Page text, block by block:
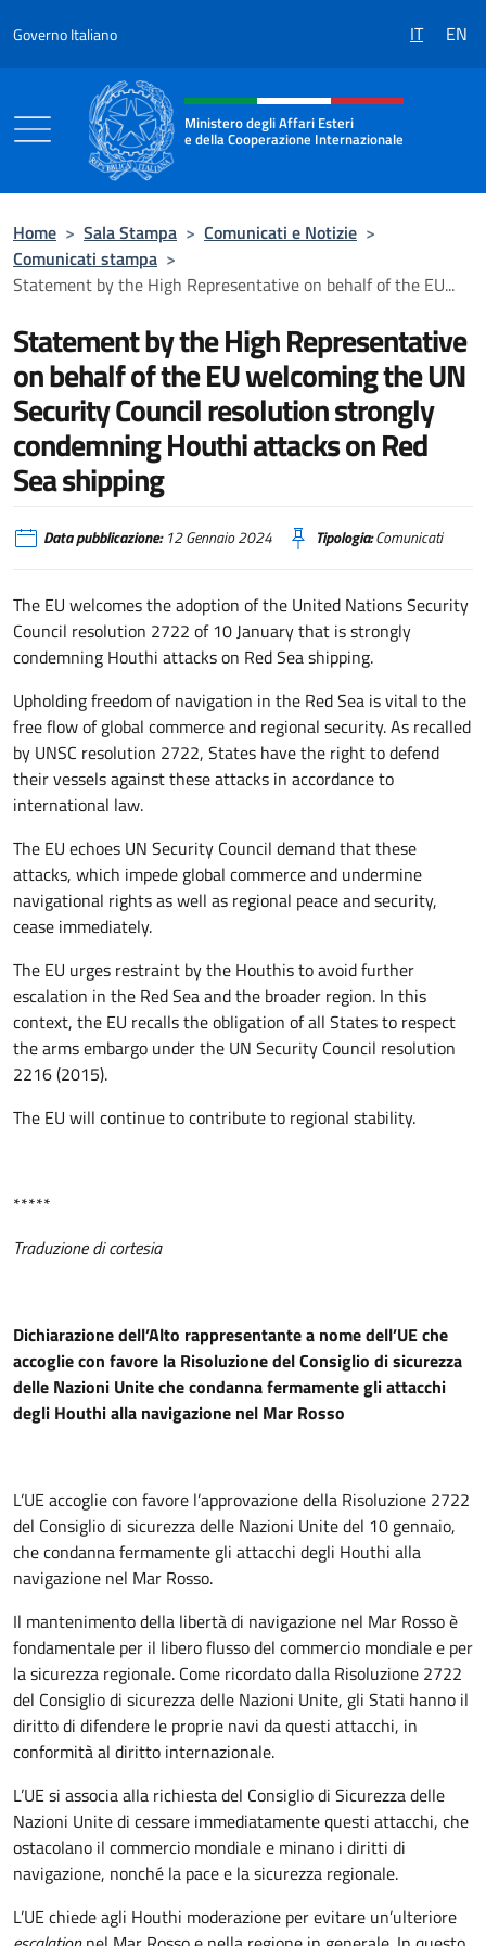
Governo Italiano IT EN
Intestazione sito, social e menù
Ministero degli Affari Esteri
e della Cooperazione Internazionale
Home > Sala Stampa > Comunicati e Notizie >
Comunicati stampa >
Statement by the High Representative on behalf of the EU...
Statement by the High Representative
on behalf of the EU welcoming the UN
Security Council resolution strongly
condemning Houthi attacks on Red
Sea shipping
Data pubblicazione:12 Gennaio 2024 Tipologia:Comunicati
The EU welcomes the adoption of the United Nations Security
Council resolution 2722 of 10 January that is strongly
condemning Houthi attacks on Red Sea shipping.
Upholding freedom of navigation in the Red Sea is vital to the
free flow of global commerce and regional security. As recalled
by UNSC resolution 2722, States have the right to defend
their vessels against these attacks in accordance to
international law.
The EU echoes UN Security Council demand that these
attacks, which impede global commerce and undermine
navigational rights as well as regional peace and security,
cease immediately.
The EU urges restraint by the Houthis to avoid further
escalation in the Red Sea and the broader region. In this
context, the EU recalls the obligation of all States to respect
the arms embargo under the UN Security Council resolution
2216 (2015).
The EU will continue to contribute to regional stability.
*****
Traduzione di cortesia
Dichiarazione dell’Alto rappresentante a nome dell’UE che
accoglie con favore la Risoluzione del Consiglio di sicurezza
delle Nazioni Unite che condanna fermamente gli attacchi
degli Houthi alla navigazione nel Mar Rosso
L’UE accoglie con favore l’approvazione della Risoluzione 2722
del Consiglio di sicurezza delle Nazioni Unite del 10 gennaio,
che condanna fermamente gli attacchi degli Houthi alla
navigazione nel Mar Rosso.
Il mantenimento della libertà di navigazione nel Mar Rosso è
fondamentale per il libero flusso del commercio mondiale e per
la sicurezza regionale. Come ricordato dalla Risoluzione 2722
del Consiglio di sicurezza delle Nazioni Unite, gli Stati hanno il
diritto di difendere le proprie navi da questi attacchi, in
conformità al diritto internazionale.
L’UE si associa alla richiesta del Consiglio di Sicurezza delle
Nazioni Unite di cessare immediatamente questi attacchi, che
ostacolano il commercio mondiale e minano i diritti di
navigazione, nonché la pace e la sicurezza regionale.
L’UE chiede agli Houthi moderazione per evitare un’ulteriore